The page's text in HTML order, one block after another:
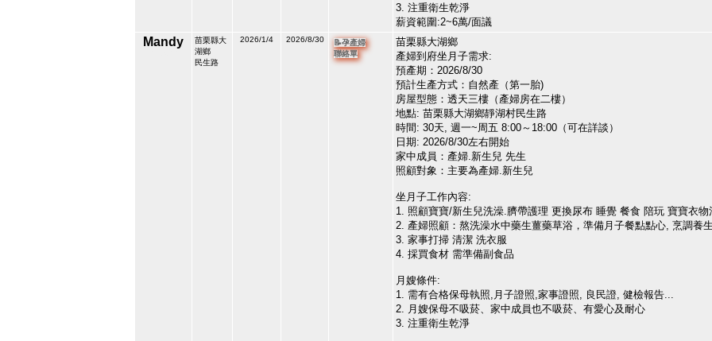
3. 注重衛生乾淨
薪資範圍:2~6萬/面議
Mandy
苗栗縣大
湖鄉
民生路
2026/1/4 2026/8/30
📝孕產婦
聯絡單
苗栗縣大湖鄉
產婦到府坐月子需求:
預產期：2026/8/30
預計生產方式：自然產（第一胎)
房屋型態：透天三樓（產婦房在二樓）
地點: 苗栗縣大湖鄉靜湖村民生路
時間: 30天, 週一~周五 8:00～18:00（可在詳談）
日期: 2026/8/30左右開始
家中成員：產婦.新生兒 先生
照顧對象：主要為產婦.新生兒
坐月子工作內容:
1. 照顧寶寶/新生兒洗澡.臍帶護理 更換尿布 睡覺 餐食 陪玩 寶寶衣
2. 產婦照顧：熬洗澡水中藥生薑藥草浴，準備月子餐點點心, 烹調養
3. 家事打掃 清潔 洗衣服
4. 採買食材 需準備副食品
月嫂條件:
1. 需有合格保母執照,月子證照,家事證照, 良民證, 健檢報告...
2. 月嫂保母不吸菸、家中成員也不吸菸、有愛心及耐心
3. 注重衛生乾淨